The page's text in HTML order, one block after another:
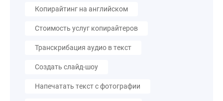
Копирайтинг на английском
Стоимость услуг копирайтеров
Транскрибация аудио в текст
Создать слайд-шоу
Напечатать текст с фотографии